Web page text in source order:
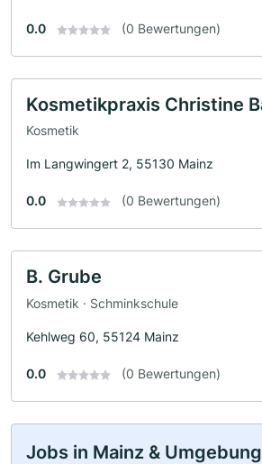
0.0 (0 Bewertungen)
Kosmetikpraxis Christine
Kosmetik
Im Langwingert 2, 55130 Mainz
0.0 (0 Bewertungen)
B. Grube
Kosmetik · Schminkschule
Kehlweg 60, 55124 Mainz
0.0 (0 Bewertungen)
Jobs in Mainz &